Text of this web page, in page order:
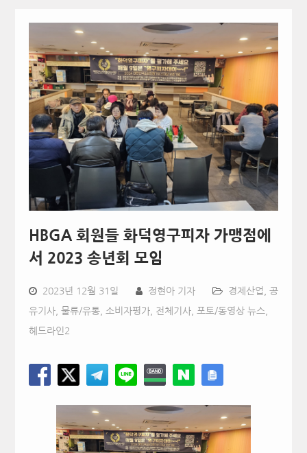
HBGA 회원들 화덕영구피자 가맹점에
서 2023 송년회 모임
2023년 12월 31일 정현아 기자 경제산업 공
유기사, 물류/유통, 소비자평가, 전체기사, 포토/동영상 뉴스
헤드라인2